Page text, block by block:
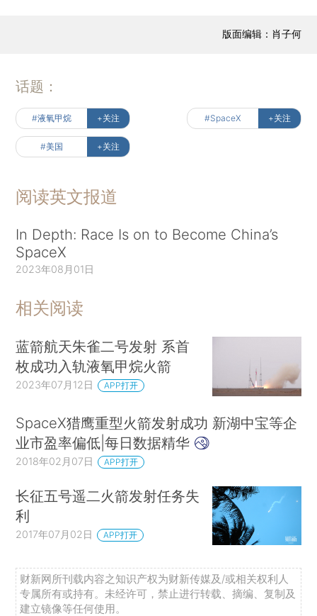
版面编辑：肖子何
话题：
#液氧甲烷 +关注 #SpaceX +关注
#美国 +关注
阅读英文报道
In Depth: Race Is on to Become China’s
SpaceX
2023年08月01日
相关阅读
蓝箭航天朱雀二号发射 系首
枚成功入轨液氧甲烷火箭
2023年07月12日 APP打开
SpaceX猎鹰重型火箭发射成功 新湖中宝等企
业市盈率偏低|每日数据精华
2018年02月07日 APP打开
长征五号遥二火箭发射任务失
利
2017年07月02日 APP打开
财新网所刊载内容之知识产权为财新传媒及/或相关权利人
专属所有或持有。未经许可，禁止进行转载、摘编、复制及
建立镜像等任何使用。